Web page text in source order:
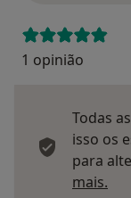
1 opinião
Todas
isso os
para
mais.